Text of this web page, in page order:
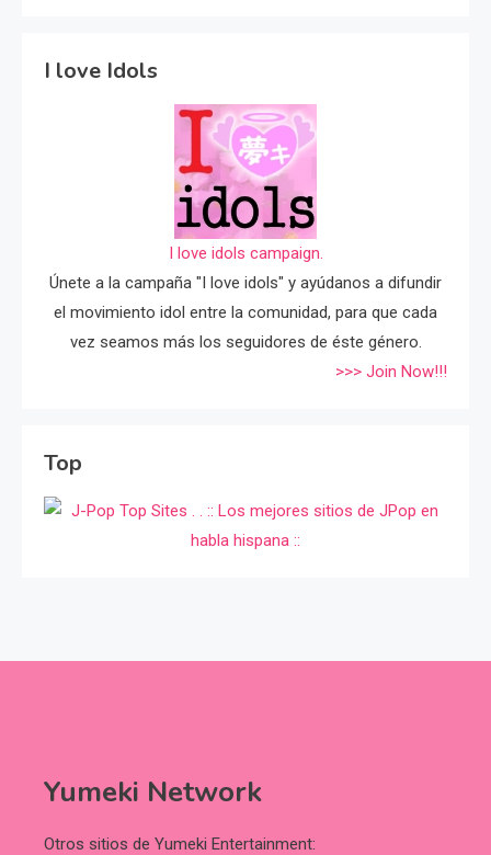
I love Idols
I love idols campaign.
Únete a la campaña "I love idols" y ayúdanos a difundir
el movimiento idol entre la comunidad, para que cada
vez seamos más los seguidores de éste género.
>>> Join Now!!!
Top
Yumeki Network
Otros sitios de Yumeki Entertainment: